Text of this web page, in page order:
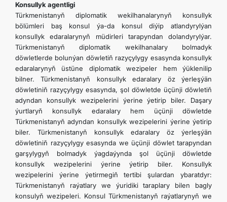
Konsullyk agentligi
Türkmenistanyň diplomatik wekilhanalarynyň konsullyk
bölümleri baş konsul ýa-da konsul diýip atlandyrylýan
konsullyk edaralarynyň müdirleri tarapyndan dolandyrylýar.
Türkmenistanyň diplomatik wekilhanalary bolmadyk
döwletlerde bolunýan döwletiň razyçylygy esasynda konsullyk
edaralarynyň üstüne diplomatik wezipeler hem ýüklenilip
bilner. Türkmenistanyň konsullyk edaralary öz ýerleşýän
döwletiniň razyçylygy esasynda, şol döwletde üçünji döwletiň
adyndan konsullyk wezipelerini ýerine ýetirip biler. Daşary
ýurtlaryň konsullyk edaralary hem üçünji döwletde
Türkmenistanyň adyndan konsullyk wezipelerini ýerine ýetirip
biler. Türkmenistanyň konsullyk edaralary öz ýerleşýän
döwletiniň razyçylygy esasynda we üçünji döwlet tarapyndan
garşylygyň bolmadyk ýagdaýynda şol üçünji döwletde
konsullyk wezipelerini ýerine ýetirip biler. Konsullyk
wezipelerini ýerine ýetirmegiň tertibi şulardan ybaratdyr:
Türkmenistanyň raýatlary we ýuridiki taraplary bilen bagly
konsulyň wezipeleri. Konsul Türkmenistanyň raýatlarynyň we